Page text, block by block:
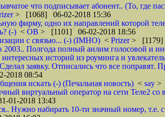
что подписывает абонент.. (То, где
> [1068] 06-02-2018 15:36
фирму, одно их направлений которой
(-) < ОВ > [1101] 06-02-2018 18:56
с связью... (-) (IMHO) < Prizer> [1179]
2003.. Полгода полный анлим голосовой и
историй из роуминга и
заявку. Отписались что все поправят.
08:54
искать (-) (Печальная новость) < say >
виртуальный оператор на сети Теле2
01-2018 13:43
Нужно набирать 10-ти значный номер,